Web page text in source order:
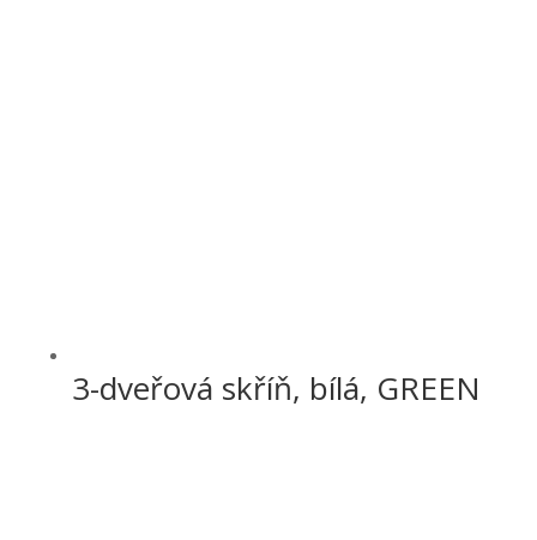
3-dveřová skříň, bílá, GREEN